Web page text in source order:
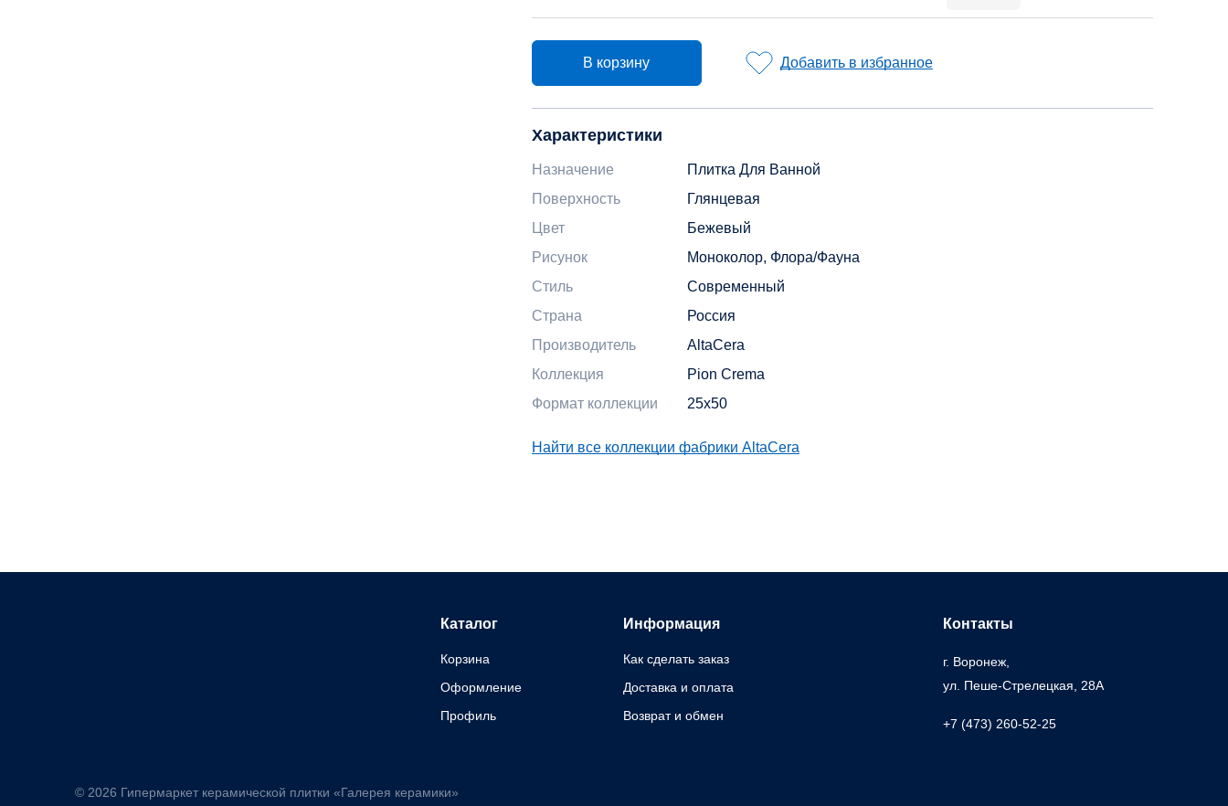
В корзину Добавить в избранное
Характеристики
Назначение
Плитка Для Ванной
Поверхность
Глянцевая
Цвет
Бежевый
Рисунок
Моноколор, Флора/Фауна
Стиль
Современный
Страна
Россия
Производитель
AltaCera
Коллекция
Pion Crema
Формат коллекции
25x50
Найти все коллекции фабрики AltaCera
Каталог
Корзина
Оформление
Профиль
Информация
Как сделать заказ
Доставка и оплата
Возврат и обмен
Контакты
г. Воронеж,
ул. Пеше-Cтрелецкая, 28А
+7 (473) 260-52-25
© 2026 Гипермаркет керамической плитки «Галерея керамики»